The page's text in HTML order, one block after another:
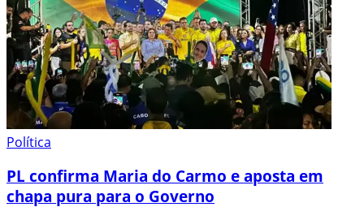
Política
PL confirma Maria do Carmo e aposta em
chapa pura para o Governo